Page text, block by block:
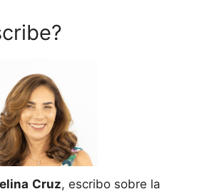
Cruz, escribo sobre la